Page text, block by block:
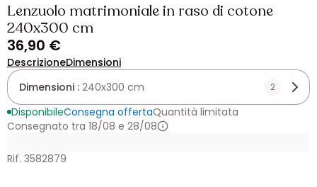
Lenzuolo matrimoniale in raso di cotone
240x300 cm
36,90 €
DescrizioneDimensioni
Dimensioni : 240x300 cm 2
DisponibileConsegna offertaQuantità limitata
Consegnato tra 18/08 e 28/08
Rif. 3582879